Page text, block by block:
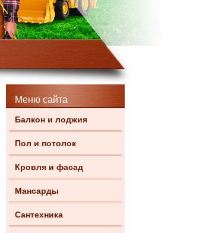
Меню сайта
Балкон и лоджия
Пол и потолок
Кровля и фасад
Мансарды
Сантехника